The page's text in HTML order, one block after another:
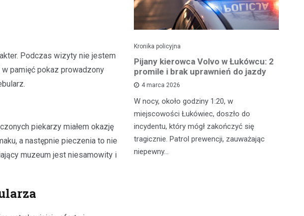
Podczas wizyty nie jestem
pamięć pokaz prowadzony
piekarzy miałem okazję
a następnie pieczenia to nie
muzeum jest niesamowity i
na komunikatorach: 23-
1500 zł przez przejęte
zgłoszenie od młodej kobiety,
ofiarą oszustwa internetowego.
Kronika policyjna
Pijany kierowca Volvo w Łukówcu: 2
promile i brak uprawnień do jazdy
4 marca 2026
W nocy, około godziny 1:20, w
miejscowości Łukówiec, doszło do
incydentu, który mógł zakończyć się
tragicznie. Patrol prewencji, zauważając
niepewny…